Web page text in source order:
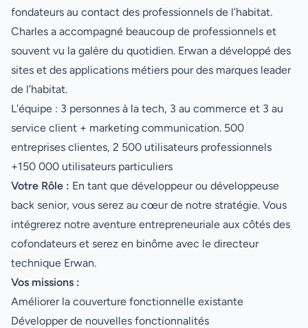
fondateurs au contact des professionnels de l’habitat.
Charles a accompagné beaucoup de professionnels et
souvent vu la galère du quotidien. Erwan a développé des
sites et des applications métiers pour des marques leader
de l’habitat.
L'équipe : 3 personnes à la tech, 3 au commerce et 3 au
service client + marketing communication. 500
entreprises clientes, 2 500 utilisateurs professionnels
+150 000 utilisateurs particuliers
Votre Rôle : En tant que développeur ou développeuse
back senior, vous serez au cœur de notre stratégie. Vous
intégrerez notre aventure entrepreneuriale aux côtés des
cofondateurs et serez en binôme avec le directeur
technique Erwan.
Vos missions :
Améliorer la couverture fonctionnelle existante
Développer de nouvelles fonctionnalités